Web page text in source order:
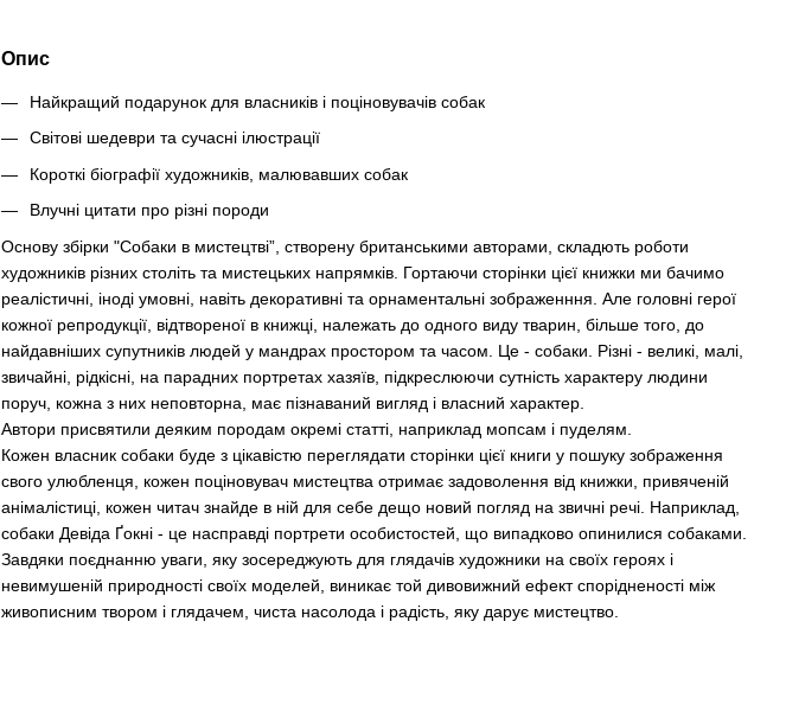
Опис
Найкращий подарунок для власників і поціновувачів собак
Світові шедеври та сучасні ілюстрації
Короткі біографії художників, малювавших собак
Влучні цитати про різні породи
Основу збірки "Собаки в мистецтві”, створену британськими авторами, складють роботи
художників різних століть та мистецьких напрямків. Гортаючи сторінки цієї книжки ми бачимо
реалістичні, іноді умовні, навіть декоративні та орнаментальні зображенння. Але головні герої
кожної репродукції, відтвореної в книжці, належать до одного виду тварин, більше того, до
найдавніших супутників людей у мандрах простором та часом. Це - собаки. Різні - великі, малі,
звичайні, рідкісні, на парадних портретах хазяїв, підкреслюючи сутність характеру людини
поруч, кожна з них неповторна, має пізнаваний вигляд і власний характер.
Автори присвятили деяким породам окремі статті, наприклад мопсам і пуделям.
Кожен власник собаки буде з цікавістю переглядати сторінки цієї книги у пошуку зображення
свого улюбленця, кожен поціновувач мистецтва отримає задоволення від книжки, привяченій
анімалістиці, кожен читач знайде в ній для себе дещо новий погляд на звичні речі. Наприклад,
собаки Девіда Ґокні - це насправді портрети особистостей, що випадково опинилися собаками.
Завдяки поєднанню уваги, яку зосереджують для глядачів художники на своїх героях і
невимушеній природності своїх моделей, виникає той дивовижний ефект спорідненості між
живописним твором і глядачем, чиста насолода і радість, яку дарує мистецтво.